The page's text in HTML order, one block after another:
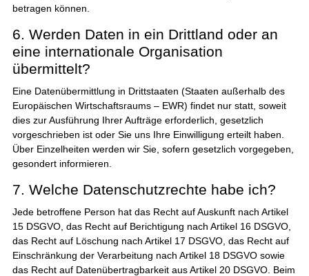
betragen können.
6. Werden Daten in ein Drittland oder an
eine internationale Organisation
übermittelt?
Eine Datenübermittlung in Drittstaaten (Staaten außerhalb des
Europäischen Wirtschaftsraums – EWR) findet nur statt, soweit
dies zur Ausführung Ihrer Aufträge erforderlich, gesetzlich
vorgeschrieben ist oder Sie uns Ihre Einwilligung erteilt haben.
Über Einzelheiten werden wir Sie, sofern gesetzlich vorgegeben,
gesondert informieren.
7. Welche Datenschutzrechte habe ich?
Jede betroffene Person hat das Recht auf Auskunft nach Artikel
15 DSGVO, das Recht auf Berichtigung nach Artikel 16 DSGVO,
das Recht auf Löschung nach Artikel 17 DSGVO, das Recht auf
Einschränkung der Verarbeitung nach Artikel 18 DSGVO sowie
das Recht auf Datenübertragbarkeit aus Artikel 20 DSGVO. Beim